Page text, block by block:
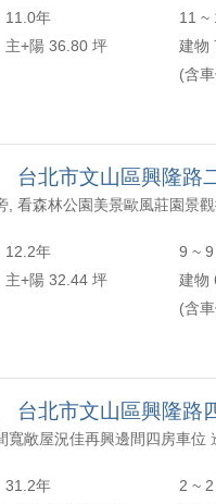
11.0年
11 ~
主+陽 36.80 坪
建物
(含
台北市文山區興隆路
12.2年
9 ~
主+陽 32.44 坪
建物
(含
台北市文山區興隆路
31.2年
2 ~